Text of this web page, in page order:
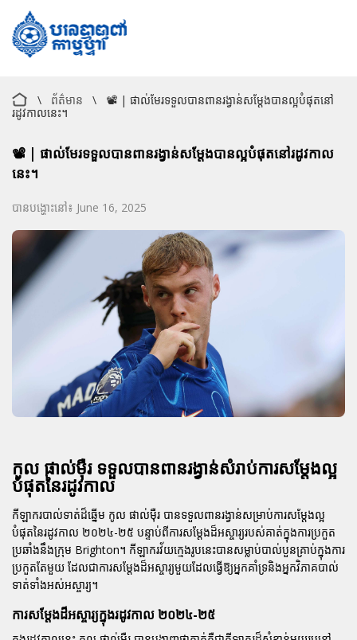
\ ព័ត៌មាន \
📽️ | ផាល់មែរទទួលបានពានរង្វាន់សម្តែងបានល្អបំផុតនៅ
រដូវកាលនេះ។
📽️ | ផាល់មែរទទួលបានពានរង្វាន់សម្តែងបានល្អបំផុតនៅរដូវកាល
នេះ។
បានបង្ហោះនៅ៖ June 16, 2025
កូល ផាល់ម៉ឺរ ទទួលបានពានរង្វាន់សំរាប់ការសម្តែងល្អ
បំផុតនៃរដូវកាល
កីឡាករបាល់ទាត់ដ៏ឆ្នើម កូល ផាល់ម៉ឺរ បានទទួលពានរង្វាន់សម្រាប់ការសម្តែងល្អ
បំផុតនៃរដូវកាល ២០២៤-២៥ បន្ទាប់ពីការសម្តែងដ៏អស្ចារ្យរបស់គាត់ក្នុងការប្រកួត
ប្រឆាំងនឹងក្រុម Brighton។ កីឡាករវ័យក្មេងរូបនេះបានសម្លាប់បាល់បួនគ្រាប់ក្នុងការ
ប្រកួតតែមួយ ដែលជាការសម្តែងដ៏អស្ចារ្យមួយដែលធ្វើឱ្យអ្នកគាំទ្រនិងអ្នកវិភាគបាល់
ទាត់ទាំងអស់អស្ចារ្យ។
ការសម្តែងដ៏អស្ចារ្យក្នុងរដូវកាល ២០២៤-២៥